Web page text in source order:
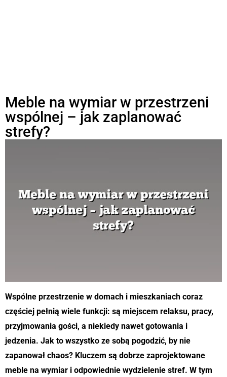
Meble na wymiar w przestrzeni
wspólnej – jak zaplanować
strefy?
Wspólne przestrzenie w domach i mieszkaniach coraz
częściej pełnią wiele funkcji: są miejscem relaksu, pracy,
przyjmowania gości, a niekiedy nawet gotowania i
jedzenia. Jak to wszystko ze sobą pogodzić, by nie
zapanował chaos? Kluczem są dobrze zaprojektowane
meble na wymiar i odpowiednie wydzielenie stref. W tym